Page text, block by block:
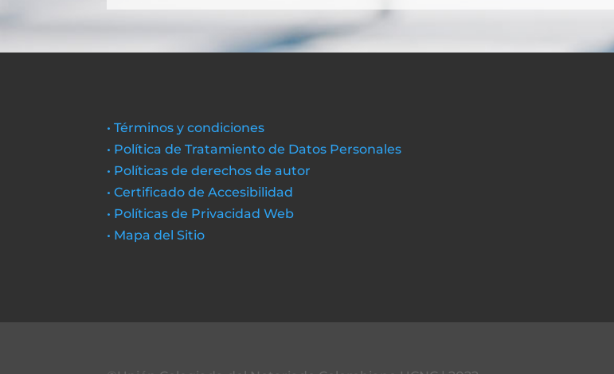
• Términos y condiciones
• Política de Tratamiento de Datos Personales
• Políticas de derechos de autor
• Certificado de Accesibilidad
• Políticas de Privacidad Web
• Mapa del Sitio